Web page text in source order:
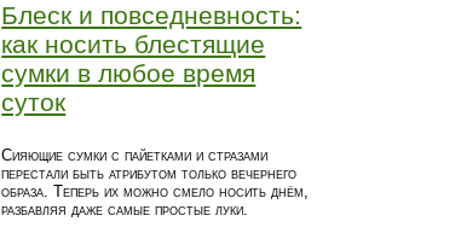
Блеск и повседневность:
как носить блестящие
сумки в любое время
суток
Сияющие сумки с пайетками и стразами
перестали быть атрибутом только вечернего
образа. Теперь их можно смело носить днём,
разбавляя даже самые простые луки.